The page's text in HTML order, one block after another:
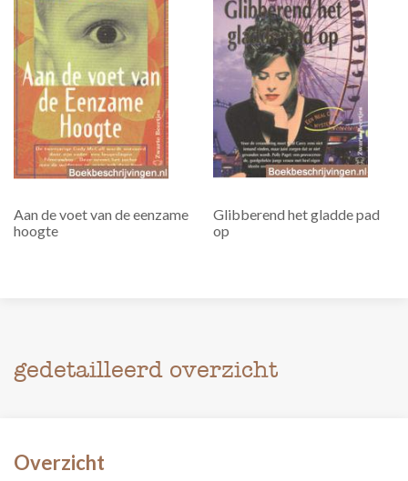
Aan de voet van de eenzame
hoogte
Glibberend het gladde pad
op
gedetailleerd overzicht
Overzicht